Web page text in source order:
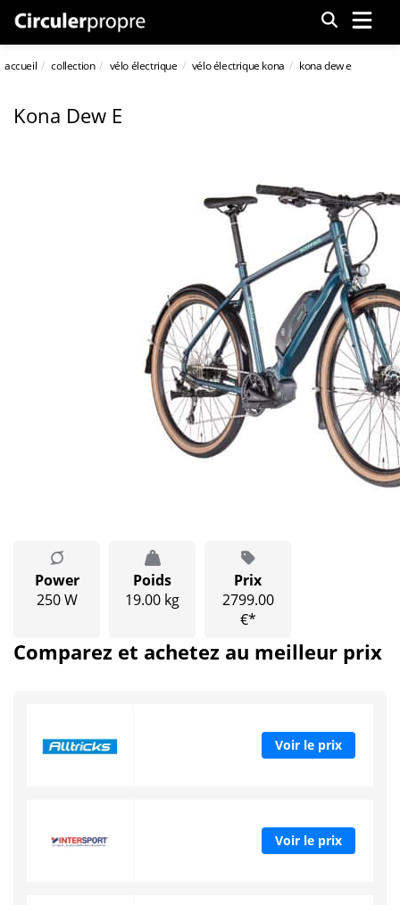
Menu
accueil collection vélo électrique vélo électrique kona kona dew e
Kona Dew E
Power
250 W
Poids
19.00 kg
Prix
2799.00
€*
Comparez et achetez au meilleur prix
Voir le prix
Voir le prix